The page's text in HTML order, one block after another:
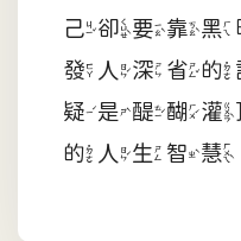
己卻要靠黑
發人深省
疑是醍醐
的人生智慧